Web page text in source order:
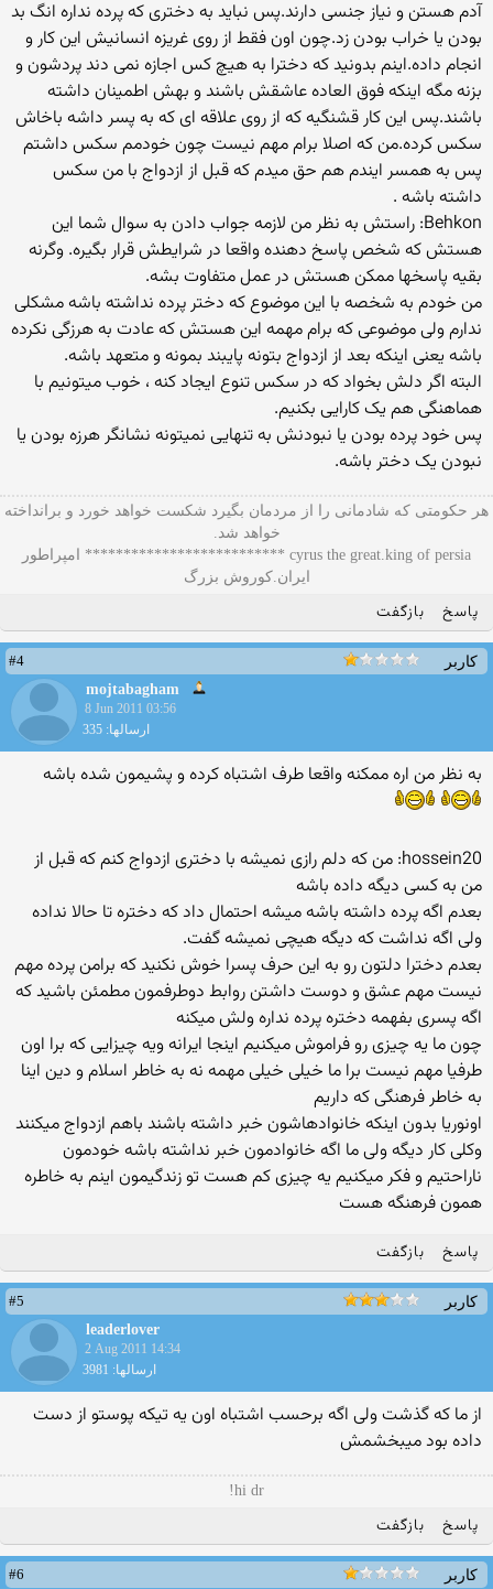
آدم هستن و نیاز جنسی دارند.پس نباید به دختری كه پرده نداره انگ بد
بودن یا خراب بودن زد.چون اون فقط از روی غریزه انسانیش این كار و
انجام داده.اینم بدونید كه دخترا به هیچ كس اجازه نمی دند پردشون و
بزنه مگه اینكه فوق العاده عاشقش باشند و بهش اطمینان داشته
باشند.پس این كار قشنگیه كه از روی علاقه ای كه به پسر داشه باخاش
سكس كرده.من كه اصلا برام مهم نیست چون خودمم سكس داشتم
پس به همسر ایندم هم حق میدم كه قبل از ازدواج با من سكس
داشته باشه .
Behkon: راستش به نظر من لازمه جواب دادن به سوال شما این
هستش که شخص پاسخ دهنده واقعا در شرایطش قرار بگیره. وگرنه
بقیه پاسخها ممکن هستش در عمل متفاوت بشه.
من خودم به شخصه با این موضوع که دختر پرده نداشته باشه مشکلی
ندارم ولی موضوعی که برام مهمه این هستش که عادت به هرزگی نکرده
باشه یعنی اینکه بعد از ازدواج بتونه پایبند بمونه و متعهد باشه.
البته اگر دلش بخواد که در سکس تنوع ایجاد کنه ، خوب میتونیم با
هماهنگی هم یک کارایی بکنیم.
پس خود پرده بودن یا نبودنش به تنهایی نمیتونه نشانگر هرزه بودن یا
نبودن یک دختر باشه.
هر حکومتی که شادمانی را از مردمان بگیرد شکست خواهد خورد و برانداخته
خواهد شد.
cyrus the great.king of persia ************************** امپراطور
ایران.کوروش بزرگ
پاسخ بازگفت
کاربر
#4
mojtabagham
8 Jun 2011 03:56
ارسالها: 335
به نظر من اره ممكنه واقعا طرف اشتباه كرده و پشيمون شده باشه
hossein20: من كه دلم رازی نمیشه با دختری ازدواج كنم كه قبل از
من به كسی دیگه داده باشه
بعدم اگه پرده داشته باشه میشه احتمال داد كه دختره تا حالا نداده
ولی اگه نداشت كه دیگه هیچی نمیشه گفت.
بعدم دخترا دلتون رو به این حرف پسرا خوش نكنید كه برامن پرده مهم
نیست مهم عشق و دوست داشتن روابط دوطرفمون مطمئن باشید كه
اگه پسری بفهمه دختره پرده نداره ولش میكنه
چون ما یه چیزی رو فراموش میكنیم اینجا ایرانه ویه چیزایی كه برا اون
طرفیا مهم نیست برا ما خیلی خیلی مهمه نه به خاطر اسلام و دین اینا
به خاطر فرهنگی كه داریم
اونوریا بدون اینكه خانوادهاشون خبر داشته باشند باهم ازدواج میكنند
وكلی كار دیگه ولی ما اگه خانوادمون خبر نداشته باشه خودمون
ناراحتیم و فكر میكنیم یه چیزی كم هست تو زندگیمون اینم به خاطره
همون فرهنگه هست
پاسخ بازگفت
کاربر
#5
leaderlover
2 Aug 2011 14:34
ارسالها: 3981
از ما که گذشت ولی اگه برحسب اشتباه اون یه تیکه پوستو از دست
داده بود میبخشمش
hi dr!
پاسخ بازگفت
کاربر
#6